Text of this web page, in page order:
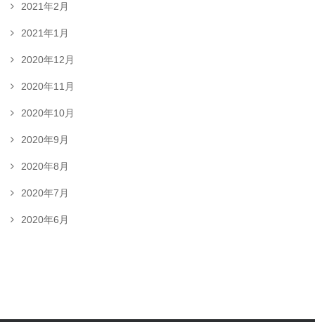
2021年2月
2021年1月
2020年12月
2020年11月
2020年10月
2020年9月
2020年8月
2020年7月
2020年6月